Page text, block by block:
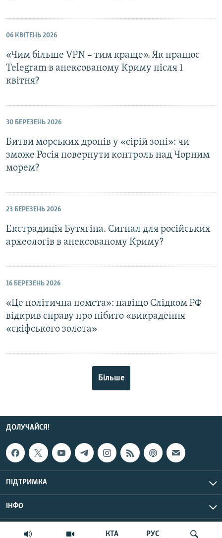
КТА РУС
06 КВІТЕНЬ 2026
«Чим більше VPN – тим краще». Як працює
Telegram в анексованому Криму після 1
квітня?
30 БЕРЕЗЕНЬ 2026
Битви морських дронів у «сірій зоні»: чи
зможе Росія повернути контроль над Чорним
морем?
23 БЕРЕЗЕНЬ 2026
Екстрадиція Бутягіна. Сигнал для російських
археологів в анексованому Криму?
16 БЕРЕЗЕНЬ 2026
«Це політична помста»: навіщо Слідком РФ
відкрив справу про нібито «викрадення
«скіфського золота»
Більше
ДОЛУЧАЙСЯ!
ПІДТРИМКА
ІНФО
© Крим.Реалії, 2026 | Усі права застережено.